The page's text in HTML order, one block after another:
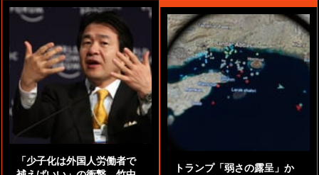
「少子化は外国人労働者で
トランプ「弱さの露呈」か